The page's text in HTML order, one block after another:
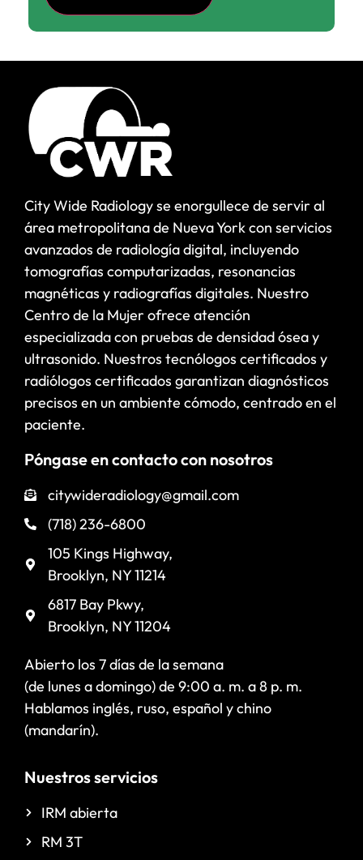
City Wide Radiology se enorgullece de servir al
área metropolitana de Nueva York con servicios
avanzados de radiología digital, incluyendo
tomografías computarizadas, resonancias
magnéticas y radiografías digitales. Nuestro
Centro de la Mujer ofrece atención
especializada con pruebas de densidad ósea y
ultrasonido. Nuestros tecnólogos certificados y
radiólogos certificados garantizan diagnósticos
precisos en un ambiente cómodo, centrado en el
paciente.
Póngase en contacto con nosotros
citywideradiology@gmail.com
(718) 236-6800
105 Kings Highway,
Brooklyn, NY 11214
6817 Bay Pkwy,
Brooklyn, NY 11204
Abierto los 7 días de la semana
(de lunes a domingo) de 9:00 a. m. a 8 p. m.
Hablamos inglés, ruso, español y chino
(mandarín).
Nuestros servicios
IRM abierta
RM 3T